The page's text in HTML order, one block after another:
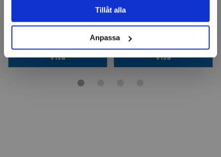
Tillåt alla
Anpassa
116 kr
Visa
Finns i fler varianter
88 kr
Visa